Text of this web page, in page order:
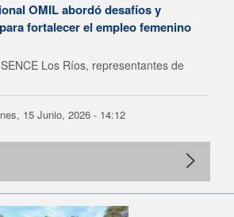
OMIL abordó desafíos y
fortalecer el empleo femenino
Los Ríos, representantes de
15 Junio, 2026 - 14:12